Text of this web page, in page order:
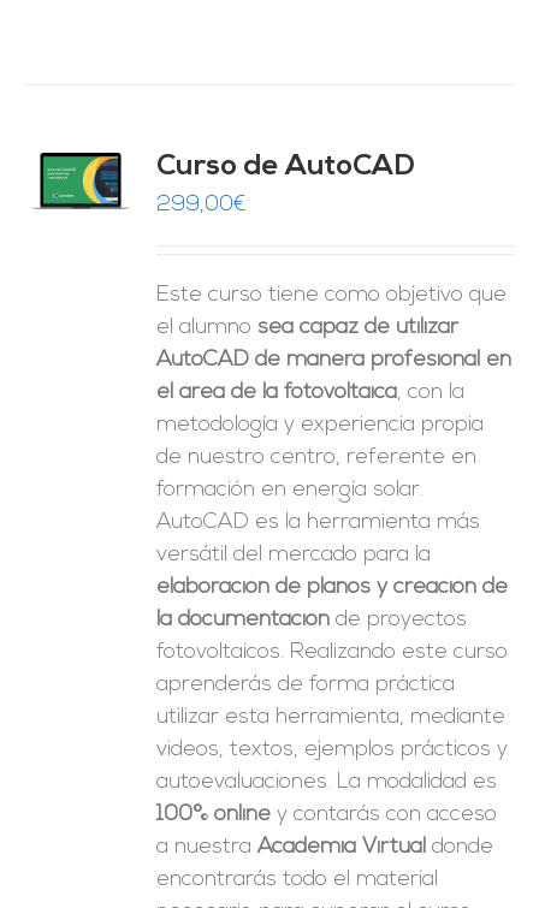
Curso de AutoCAD
299,00€
Este curso tiene como objetivo que
el alumno sea capaz de utilizar
AutoCAD de manera profesional en
el área de la fotovoltaica, con la
metodología y experiencia propia
de nuestro centro, referente en
formación en energía solar.
AutoCAD es la herramienta más
versátil del mercado para la
elaboración de planos y creación de
la documentación de proyectos
fotovoltaicos. Realizando este curso
aprenderás de forma práctica
utilizar esta herramienta, mediante
videos, textos, ejemplos prácticos y
autoevaluaciones. La modalidad es
100% online y contarás con acceso
a nuestraAcademia Virtual donde
encontrarás todo el material